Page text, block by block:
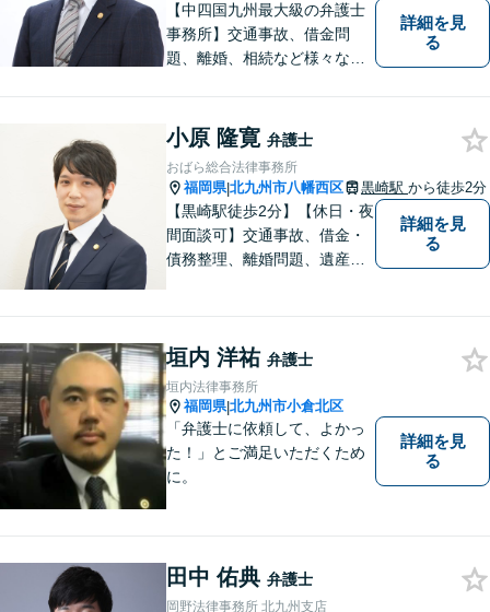
【中四国九州最大級の弁護士
事務所】交通事故、借金問
題、離婚、相続など様々な問
まずはお気軽にご相談くださ
い！
詳細を見
る
小原 隆寛 弁護士
おばら総合法律事務所
福岡県|北九州市八幡西区 黒崎駅 から徒歩2分
【黒崎駅徒歩2分】【休日・夜
間面談可】交通事故、借金・
債務整理、離婚問題、遺産相
と弁護士に相談してもいいの
かな」と思わず、遠慮なくご
相談ください。
詳細を見
る
垣内 洋祐 弁護士
垣内法律事務所
福岡県|北九州市小倉北区
「弁護士に依頼して、よかっ
た！」とご満足いただくため
に。
詳細を見
る
田中 佑典 弁護士
岡野法律事務所 北九州支店